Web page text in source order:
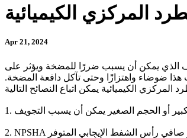
المركزي الكيميائية
Apr 21, 2024
الذي يمكن أن يسبب ضررًا للمضخة ويؤثر على
ضوضاء واهتزازًا وحتى تآكل دافعة المضخة.
2. NPSHA المناسب: يجب أن يكون صافي رأس الشفط الإيجابي المتوفر (NPSHA) أكبر من صافي رأس الشفط الإيجابي المطلوب (NPSHR) للمضخة. ويمكن تحقيق ذلك من خلال التأكد من أن خط الشفط